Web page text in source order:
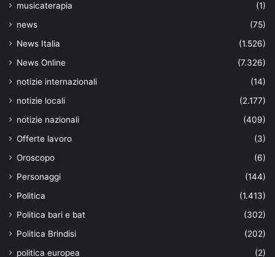
musicaterapia
(1)
news
(75)
News Italia
(1.526)
News Online
(7.326)
notizie internazionali
(14)
notizie locali
(2.177)
notizie nazionali
(409)
Offerte lavoro
(3)
Oroscopo
(6)
Personaggi
(144)
Politica
(1.413)
Politica bari e bat
(302)
Politica Brindisi
(202)
politica europea
(2)